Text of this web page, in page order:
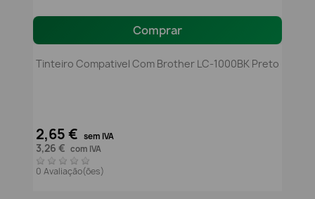
Comprar
Tinteiro Compativel Com Brother LC-1000BK Preto
2,65 € sem IVA
3,26 € com IVA
0 Avaliação(ões)